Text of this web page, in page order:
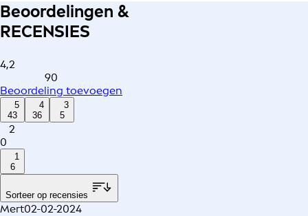
Beoordelingen &
RECENSIES
4,2
90
Beoordeling toevoegen
5
43
4
36
3
5
2
0
1
6
Sorteer op recensies
Mert02-02-2024